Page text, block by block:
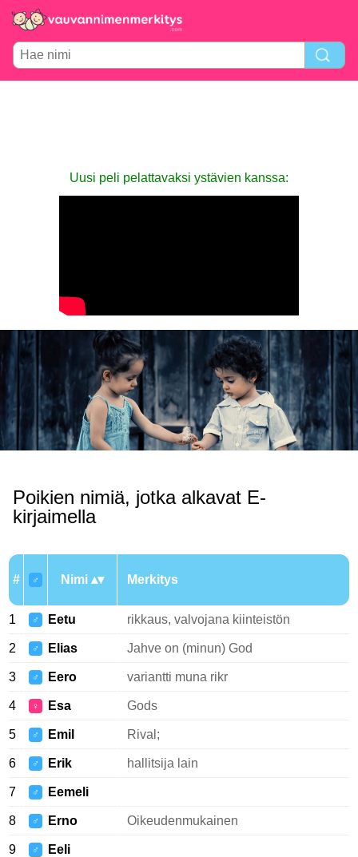
Uusi peli pelattavaksi ystävien kanssa:
Poikien nimiä, jotka alkavat E-
kirjaimella
# ♂ Nimi Merkitys
1 ♂ Eetu rikkaus, valvojana kiinteistön
2 ♂ Elias Jahve on (minun) God
3 ♂ Eero variantti muna rikr
4 ♀ Esa Gods
5 ♂ Emil Rival;
6 ♂ Erik hallitsija lain
7 ♂ Eemeli
8 ♂ Erno Oikeudenmukainen
9 ♂ Eeli